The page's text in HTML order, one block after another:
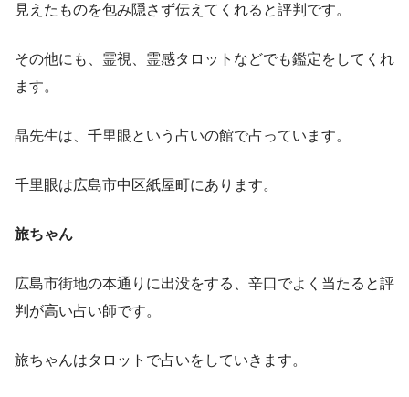
見えたものを包み隠さず伝えてくれると評判です。
その他にも、霊視、霊感タロットなどでも鑑定をしてくれ
ます。
晶先生は、千里眼という占いの館で占っています。
千里眼は広島市中区紙屋町にあります。
旅ちゃん
広島市街地の本通りに出没をする、辛口でよく当たると評
判が高い占い師です。
旅ちゃんはタロットで占いをしていきます。